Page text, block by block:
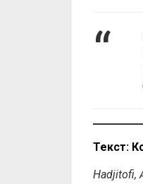
Текст:
Hadjitofi,